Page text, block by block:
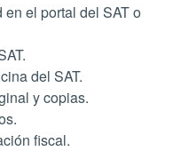
el portal del SAT o
del SAT.
y copias.
fiscal.